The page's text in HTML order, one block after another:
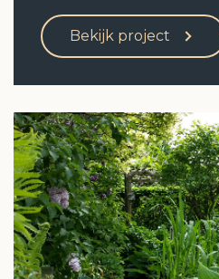
Bekijk project